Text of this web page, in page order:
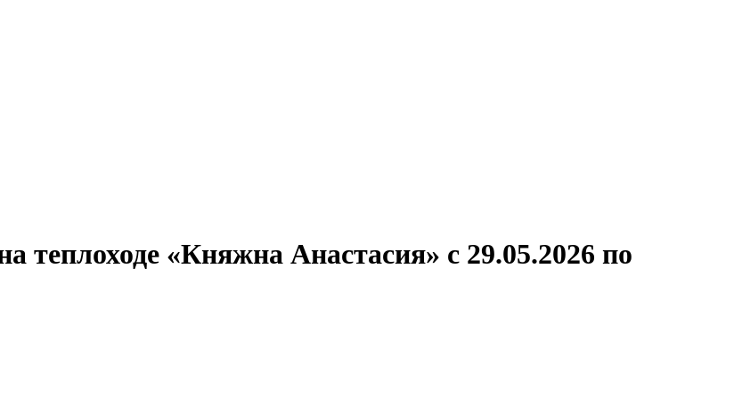
теплоходе «Княжна Анастасия» с 29.05.2026 по